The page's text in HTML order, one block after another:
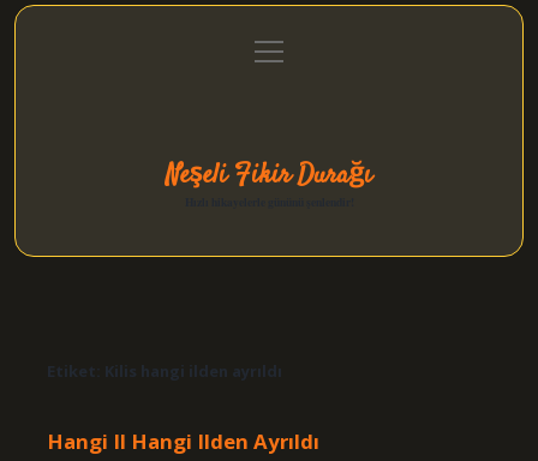
Gizlilik Politikası
menüyü
aç
Neşeli Fikir Durağı
Etiket: Kilis hangi ilden ayrıldı
Hangi Il Hangi Ilden Ayrıldı